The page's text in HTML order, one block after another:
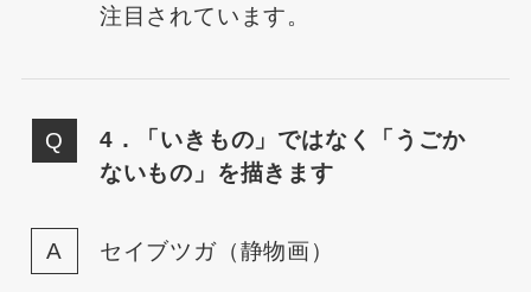
注目されています。
4．「いきもの」ではなく「うごか
ないもの」を描きます
セイブツガ（静物画）